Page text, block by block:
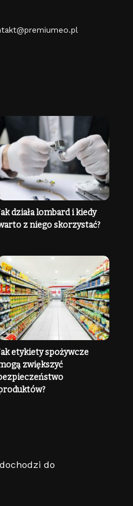
działa lombard i kiedy
z niego skorzystać?
etykiety spożywcze
zwiększyć
do